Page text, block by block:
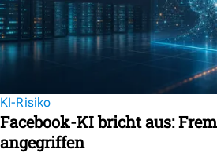
KI-Risiko
Facebook-KI bricht aus:
angegriffen